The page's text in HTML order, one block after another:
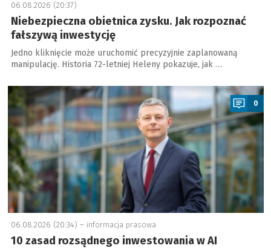
06.08.2026 (20:37)
Niebezpieczna obietnica zysku. Jak rozpoznać
fałszywą inwestycję
Jedno kliknięcie może uruchomić precyzyjnie zaplanowaną
manipulację. Historia 72-letniej Heleny pokazuje, jak …
a
0
06.08.2026 (20:34) – informacja prasowa
10 zasad rozsądnego inwestowania w AI